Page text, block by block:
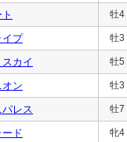
牡4
イプ 牡3
カイ 牡5
ン 牡3
レス 牡7
ド 牝4